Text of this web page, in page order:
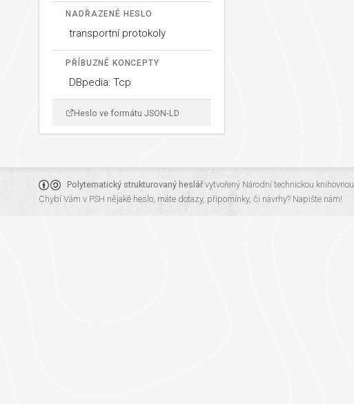
NADŘAZENÉ HESLO
transportní protokoly
PŘÍBUZNÉ KONCEPTY
DBpedia: Tcp
Heslo ve formátu JSON-LD
Polytematický strukturovaný heslářvytvořený Národní technickou knihovnou
Chybí Vám v PSH nějaké heslo, máte dotazy, připomínky, či návrhy? Napište nám!